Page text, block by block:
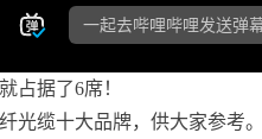
占据了6席！
光缆十大品牌，供大家参考。